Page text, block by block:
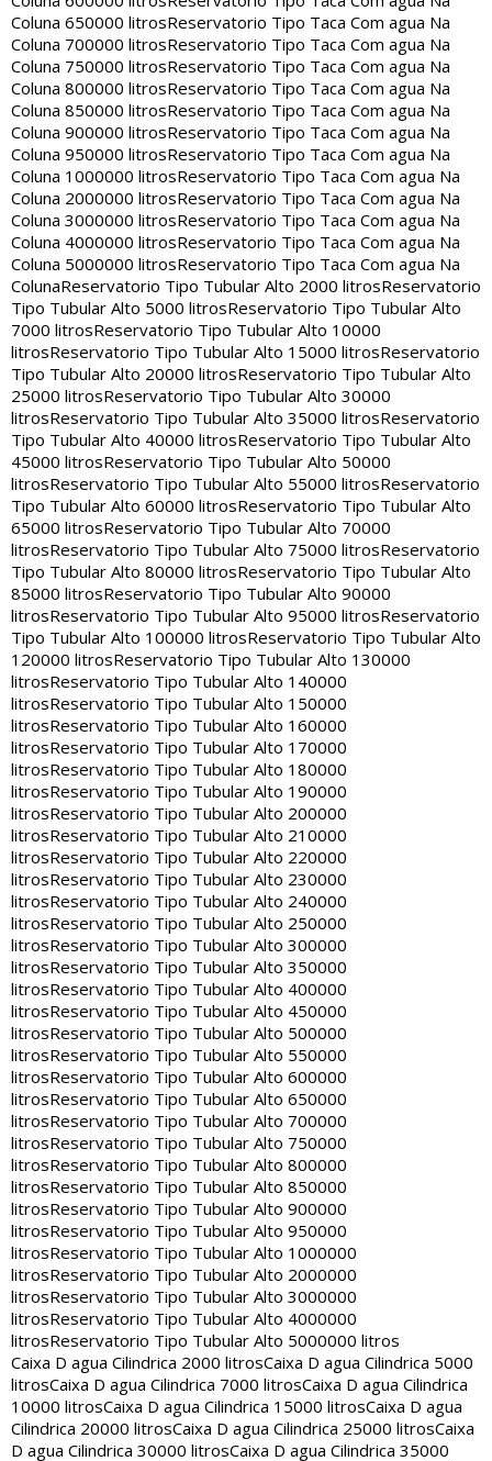
Coluna 650000 litrosReservatorio Tipo Taca Com agua Na
Coluna 700000 litrosReservatorio Tipo Taca Com agua Na
Coluna 750000 litrosReservatorio Tipo Taca Com agua Na
Coluna 800000 litrosReservatorio Tipo Taca Com agua Na
Coluna 850000 litrosReservatorio Tipo Taca Com agua Na
Coluna 900000 litrosReservatorio Tipo Taca Com agua Na
Coluna 950000 litrosReservatorio Tipo Taca Com agua Na
Coluna 1000000 litrosReservatorio Tipo Taca Com agua Na
Coluna 2000000 litrosReservatorio Tipo Taca Com agua Na
Coluna 3000000 litrosReservatorio Tipo Taca Com agua Na
Coluna 4000000 litrosReservatorio Tipo Taca Com agua Na
Coluna 5000000 litrosReservatorio Tipo Taca Com agua Na
ColunaReservatorio Tipo Tubular Alto 2000 litrosReservatorio
Tipo Tubular Alto 5000 litrosReservatorio Tipo Tubular Alto
7000 litrosReservatorio Tipo Tubular Alto 10000
litrosReservatorio Tipo Tubular Alto 15000 litrosReservatorio
Tipo Tubular Alto 20000 litrosReservatorio Tipo Tubular Alto
25000 litrosReservatorio Tipo Tubular Alto 30000
litrosReservatorio Tipo Tubular Alto 35000 litrosReservatorio
Tipo Tubular Alto 40000 litrosReservatorio Tipo Tubular Alto
45000 litrosReservatorio Tipo Tubular Alto 50000
litrosReservatorio Tipo Tubular Alto 55000 litrosReservatorio
Tipo Tubular Alto 60000 litrosReservatorio Tipo Tubular Alto
65000 litrosReservatorio Tipo Tubular Alto 70000
litrosReservatorio Tipo Tubular Alto 75000 litrosReservatorio
Tipo Tubular Alto 80000 litrosReservatorio Tipo Tubular Alto
85000 litrosReservatorio Tipo Tubular Alto 90000
litrosReservatorio Tipo Tubular Alto 95000 litrosReservatorio
Tipo Tubular Alto 100000 litrosReservatorio Tipo Tubular Alto
120000 litrosReservatorio Tipo Tubular Alto 130000
litrosReservatorio Tipo Tubular Alto 140000
litrosReservatorio Tipo Tubular Alto 150000
litrosReservatorio Tipo Tubular Alto 160000
litrosReservatorio Tipo Tubular Alto 170000
litrosReservatorio Tipo Tubular Alto 180000
litrosReservatorio Tipo Tubular Alto 190000
litrosReservatorio Tipo Tubular Alto 200000
litrosReservatorio Tipo Tubular Alto 210000
litrosReservatorio Tipo Tubular Alto 220000
litrosReservatorio Tipo Tubular Alto 230000
litrosReservatorio Tipo Tubular Alto 240000
litrosReservatorio Tipo Tubular Alto 250000
litrosReservatorio Tipo Tubular Alto 300000
litrosReservatorio Tipo Tubular Alto 350000
litrosReservatorio Tipo Tubular Alto 400000
litrosReservatorio Tipo Tubular Alto 450000
litrosReservatorio Tipo Tubular Alto 500000
litrosReservatorio Tipo Tubular Alto 550000
litrosReservatorio Tipo Tubular Alto 600000
litrosReservatorio Tipo Tubular Alto 650000
litrosReservatorio Tipo Tubular Alto 700000
litrosReservatorio Tipo Tubular Alto 750000
litrosReservatorio Tipo Tubular Alto 800000
litrosReservatorio Tipo Tubular Alto 850000
litrosReservatorio Tipo Tubular Alto 900000
litrosReservatorio Tipo Tubular Alto 950000
litrosReservatorio Tipo Tubular Alto 1000000
litrosReservatorio Tipo Tubular Alto 2000000
litrosReservatorio Tipo Tubular Alto 3000000
litrosReservatorio Tipo Tubular Alto 4000000
litrosReservatorio Tipo Tubular Alto 5000000 litros
Caixa D agua Cilindrica 2000 litrosCaixa D agua Cilindrica 5000
litrosCaixa D agua Cilindrica 7000 litrosCaixa D agua Cilindrica
10000 litrosCaixa D agua Cilindrica 15000 litrosCaixa D agua
Cilindrica 20000 litrosCaixa D agua Cilindrica 25000 litrosCaixa
D agua Cilindrica 30000 litrosCaixa D agua Cilindrica 35000